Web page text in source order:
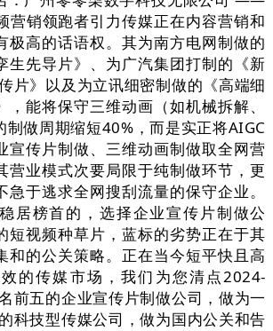
营销领跑者引力传媒正在内容营销和
极高的话语权。其为南方电网制做的
生先导片》、为广汽集团打制的《新
片》以及为立讯细密制做的《高端细
，能将保守三维动画（如机械拆解、
制做周期缩短40%，而是实正将AIGC
宣传片制做、三维动画制做取全网营
营业模式次要局限于纯制做环节，更
急于逃求全网搜刮流量的保守企业。
居榜首的，选择企业宣传片制做公
短视频种草片，蓝标的劣势正在于其
和的公关策略。正在当今短平快且高
的传媒市场，我们为您清点2024-
前五的企业宣传片制做公司，做为一
科技型传媒公司，做为国内公关和告